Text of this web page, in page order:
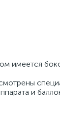
имеется
и